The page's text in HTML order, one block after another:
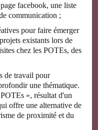
facebook, une liste
communication ;
pour faire émerger
existants lors de
chez les POTEs, des
de travail pour
une thématique.
», résultat d'un
offre une alternative de
de proximité et du